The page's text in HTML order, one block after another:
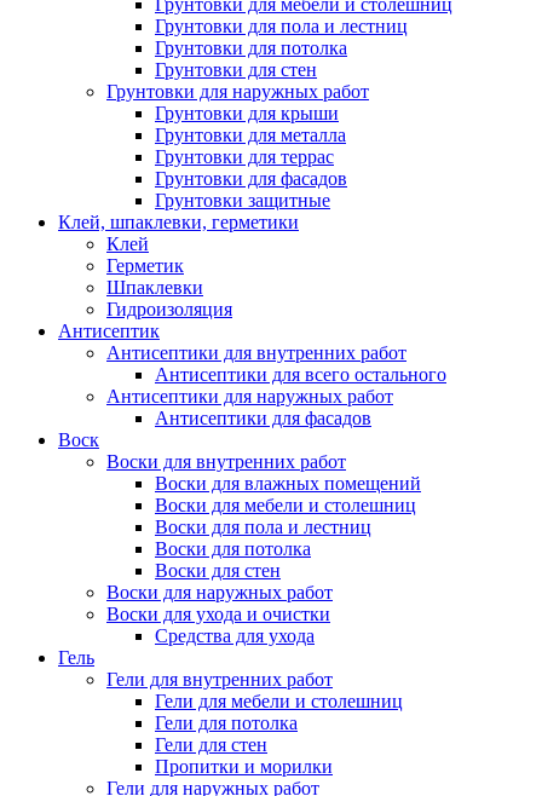
Грунтовки для мебели и столешниц
Грунтовки для пола и лестниц
Грунтовки для потолка
Грунтовки для стен
Грунтовки для наружных работ
Грунтовки для крыши
Грунтовки для металла
Грунтовки для террас
Грунтовки для фасадов
Грунтовки защитные
Клей, шпаклевки, герметики
Клей
Герметик
Шпаклевки
Гидроизоляция
Антисептик
Антисептики для внутренних работ
Антисептики для всего остального
Антисептики для наружных работ
Антисептики для фасадов
Воск
Воски для внутренних работ
Воски для влажных помещений
Воски для мебели и столешниц
Воски для пола и лестниц
Воски для потолка
Воски для стен
Воски для наружных работ
Воски для ухода и очистки
Средства для ухода
Гель
Гели для внутренних работ
Гели для мебели и столешниц
Гели для потолка
Гели для стен
Пропитки и морилки
Гели для наружных работ